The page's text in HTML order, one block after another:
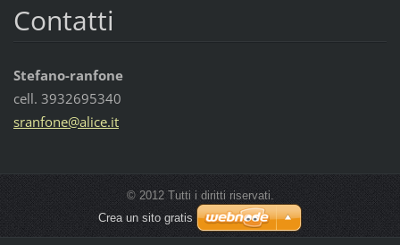
Contatti
Stefano-ranfone
cell. 3932695340
sranfone@alice.it
© 2012 Tutti i diritti riservati.
Crea un sito gratis